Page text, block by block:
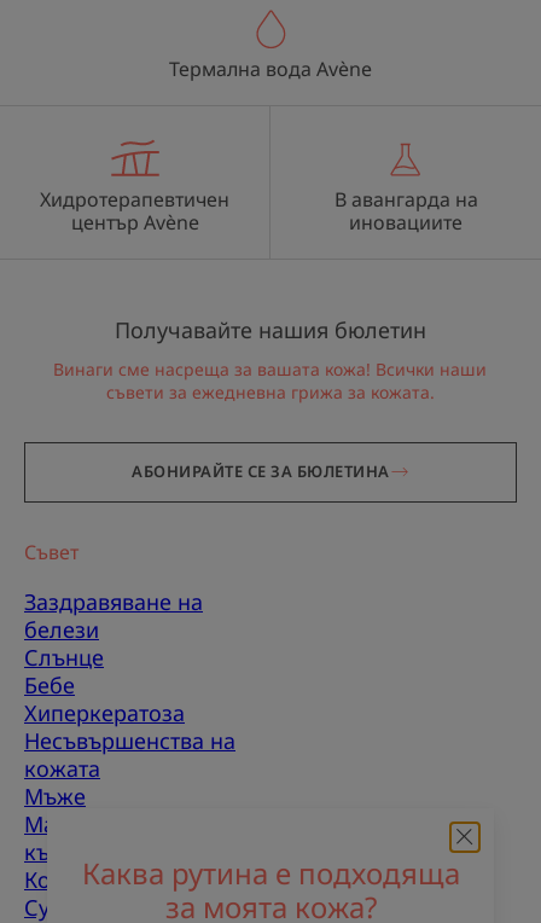
Каква рутина е подходяща
за моята кожа?
Термална вода Avène
Хидротерапевтичен
център Avène
В авангарда на
иновациите
Получавайте нашия бюлетин
Винаги сме насреща за вашата кожа! Всички наши
съвети за ежедневна грижа за кожата.
АБОНИРАЙТЕ СЕ ЗА БЮЛЕТИНА
Съвет
Заздравяване на
белези
Слънце
Бебе
Хиперкератоза
Несъвършенства на
кожата
Мъже
Мазнакожа, склонна
към несъвършенства
Комбинирана кожа
Суха кожа